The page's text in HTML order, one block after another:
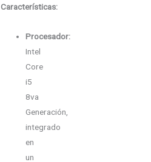
Características:
Procesador:
Intel
Core
i5
8va
Generación,
integrado
en
un